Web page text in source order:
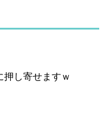
し寄せますｗ